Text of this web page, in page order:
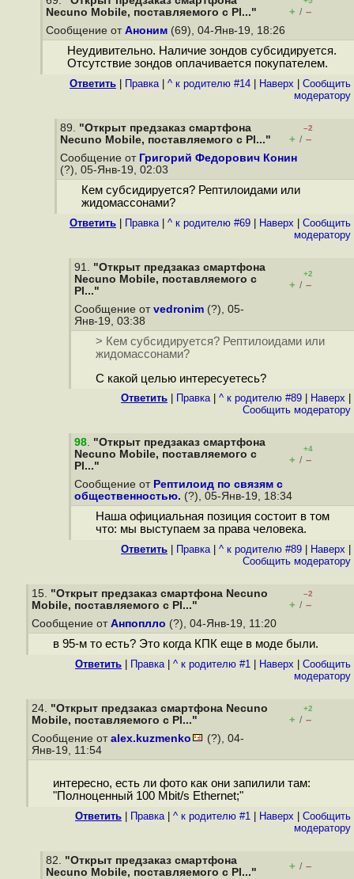
Necuno Mobile, поставляемого с Pl..."
+ / –
Сообщение от Аноним (69), 04-Янв-19, 18:26
Неудивительно. Наличие зондов субсидируется.
Отсутствие зондов оплачивается покупателем.
Ответить Правка| ^ к родителю #14 Наверх
Cообщить
модератору
89. "Открыт предзаказ смартфона
Necuno Mobile, поставляемого с Pl..."
–2
+ / –
Сообщение от Григорий Федорович Конин
(?), 05-Янв-19, 02:03
Кем субсидируется? Рептилоидами или
жидомассонами?
Ответить Правка| ^ к родителю #69 Наверх
Cообщить
модератору
91. "Открыт предзаказ смартфона
Necuno Mobile, поставляемого с
Pl..."
+2
+ / –
Сообщение от vedronim (?), 05-
Янв-19, 03:38
> Кем субсидируется? Рептилоидами или
жидомассонами?
С какой целью интересуетесь?
Ответить Правка| ^ к родителю #89 Наверх
Cообщить модератору
98. "Открыт предзаказ смартфона
Necuno Mobile, поставляемого с
Pl..."
+4
+ / –
Сообщение от Рептилоид по связям с
общественностью. (?), 05-Янв-19, 18:34
Наша официальная позиция состоит в том
что: мы выступаем за права человека.
Ответить Правка| ^ к родителю #89 Наверх
Cообщить модератору
15. "Открыт предзаказ смартфона Necuno
Mobile, поставляемого с Pl..."
–2
+ / –
Сообщение от Анпоплло (?), 04-Янв-19, 11:20
в 95-м то есть? Это когда КПК еще в моде были.
Ответить Правка| ^ к родителю #1 Наверх
Cообщить
модератору
24. "Открыт предзаказ смартфона Necuno
Mobile, поставляемого с Pl..."
+2
+ / –
Сообщение от alex.kuzmenko
(?), 04-
Янв-19, 11:54
интересно, есть ли фото как они запилили там:
"Полноценный 100 Mbit/s Ethernet;"
Ответить Правка| ^ к родителю #1 Наверх
Cообщить
модератору
82. "Открыт предзаказ смартфона
Necuno Mobile, поставляемого с Pl..."
+ / –